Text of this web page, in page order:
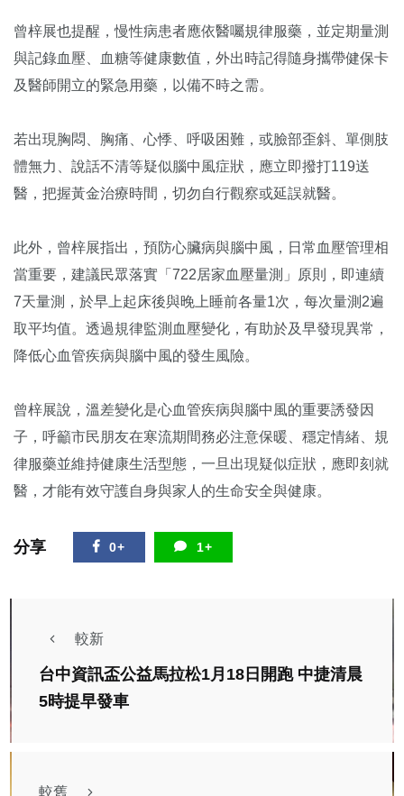
曾梓展也提醒，慢性病患者應依醫囑規律服藥，並定期量測
與記錄血壓、血糖等健康數值，外出時記得隨身攜帶健保卡
及醫師開立的緊急用藥，以備不時之需。
若出現胸悶、胸痛、心悸、呼吸困難，或臉部歪斜、單側肢
體無力、說話不清等疑似腦中風症狀，應立即撥打119送
醫，把握黃金治療時間，切勿自行觀察或延誤就醫。
此外，曾梓展指出，預防心臟病與腦中風，日常血壓管理相
當重要，建議民眾落實「722居家血壓量測」原則，即連續
7天量測，於早上起床後與晚上睡前各量1次，每次量測2遍
取平均值。透過規律監測血壓變化，有助於及早發現異常，
降低心血管疾病與腦中風的發生風險。
曾梓展說，溫差變化是心血管疾病與腦中風的重要誘發因
子，呼籲市民朋友在寒流期間務必注意保暖、穩定情緒、規
律服藥並維持健康生活型態，一旦出現疑似症狀，應即刻就
醫，才能有效守護自身與家人的生命安全與健康。
分享 0+ 1+
較新
台中資訊盃公益馬拉松1月18日開跑 中捷清晨
5時提早發車
較舊